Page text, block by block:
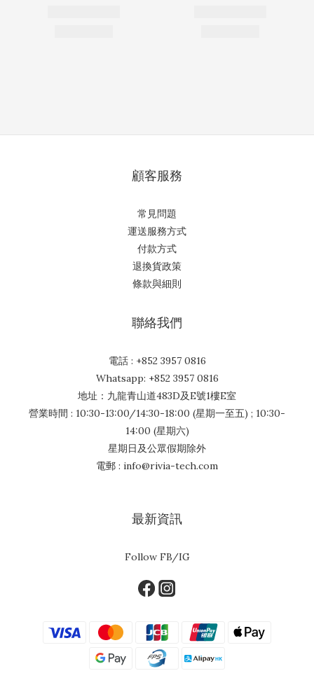
顧客服務
常見問題
運送服務方式
付款方式
退換貨政策
條款與細則
聯絡我們
電話 : +852 3957 0816
Whatsapp: +852 3957 0816
地址：九龍青山道483D及E號1樓E室
營業時間 : 10:30-13:00/14:30-18:00 (星期一至五) ; 10:30-
14:00 (星期六)
星期日及公眾假期除外
電郵 : info@rivia-tech.com
最新資訊
Follow FB/IG